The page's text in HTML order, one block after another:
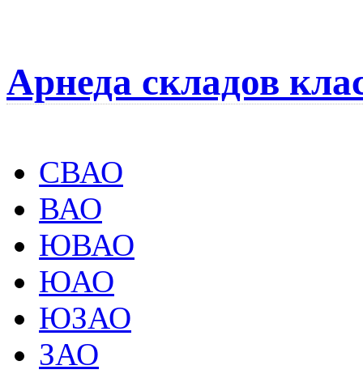
Арнеда складов
СВАО
ВАО
ЮВАО
ЮАО
ЮЗАО
ЗАО